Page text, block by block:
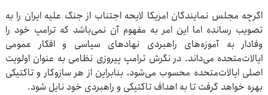
اگرچه مجلس نمایندگان امریکا لایحه اجتناب از جنگ علیه ایران را به
تصویب رسانده اما این امر به مفهوم آن نمی‌باشد که ترامپ خود را
وفادار به آموزه‌های راهبردی نهادهای سیاسی و افکار عمومی
ایالات‌متحده می‌داند. در نگرش ترامپ پیروزی نظامی به عنوان اولویت
اصلی ایالات‌متحده محسوب می‌شود، بنابراین از هر سازوکار و تاکتیکی
بهره خواهد گرفت تا به اهداف تاکتیکی و راهبردی خود نایل شود.